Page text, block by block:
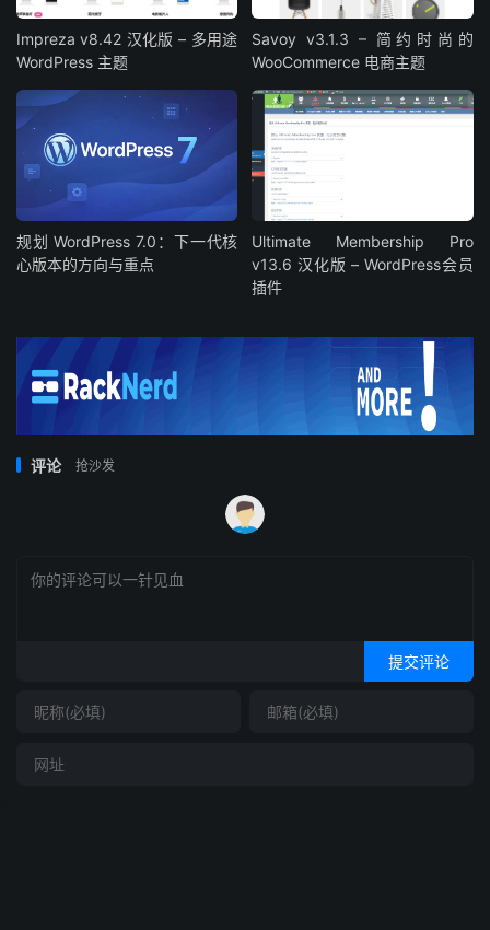
Impreza v8.42 汉化版 – 多用途
WordPress 主题
Savoy v3.1.3 – 简约时尚的
WooCommerce 电商主题
规划 WordPress 7.0：下一代核
心版本的方向与重点
Ultimate Membership Pro
v13.6 汉化版 – WordPress会员
插件
评论 抢沙发
提交评论